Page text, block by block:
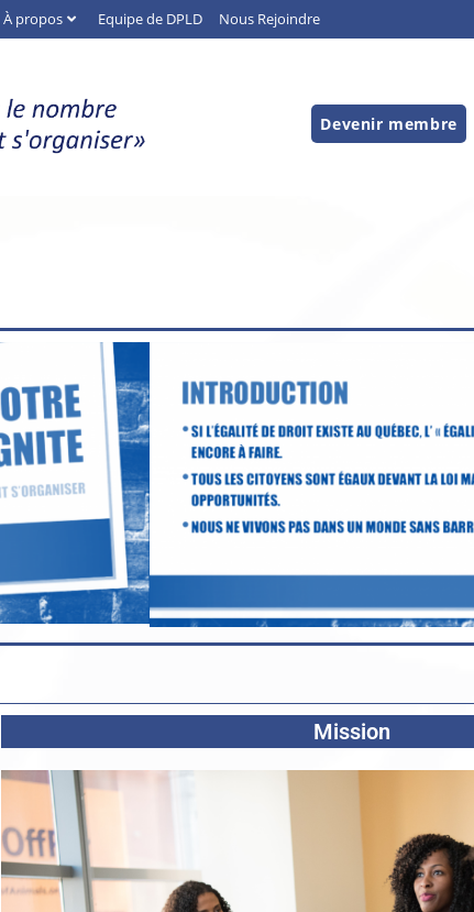
À propos Equipe de DPLD Nous Rejoindre
Devenir membre
Mission